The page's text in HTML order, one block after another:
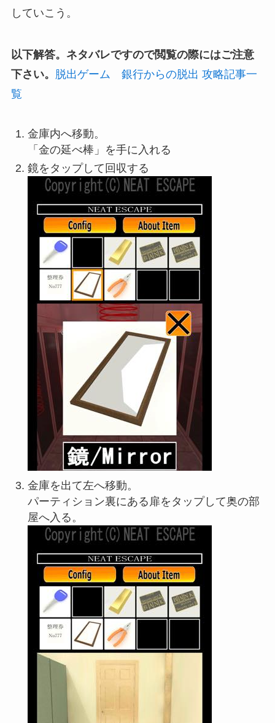
していこう。
以下解答。ネタバレですので閲覧の際にはご注意
下さい。 脱出ゲーム 銀行からの脱出 攻略記事一
覧
金庫内へ移動。
「金の延べ棒」を手に入れる
鏡をタップして回収する
金庫を出て左へ移動。
パーティション裏にある扉をタップして奥の部
屋へ入る。